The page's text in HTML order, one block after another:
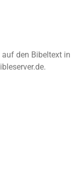
den Bibeltext in